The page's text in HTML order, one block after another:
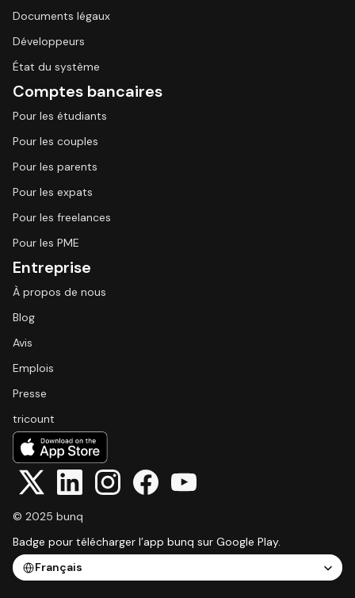
Documents légaux
Développeurs
État du système
Comptes bancaires
Pour les étudiants
Pour les couples
Pour les parents
Pour les expats
Pour les freelances
Pour les PME
Entreprise
À propos de nous
Blog
Avis
Emplois
Presse
tricount
© 2025 bunq
Badge pour télécharger l’app bunq sur Google Play.
Select Language
Français